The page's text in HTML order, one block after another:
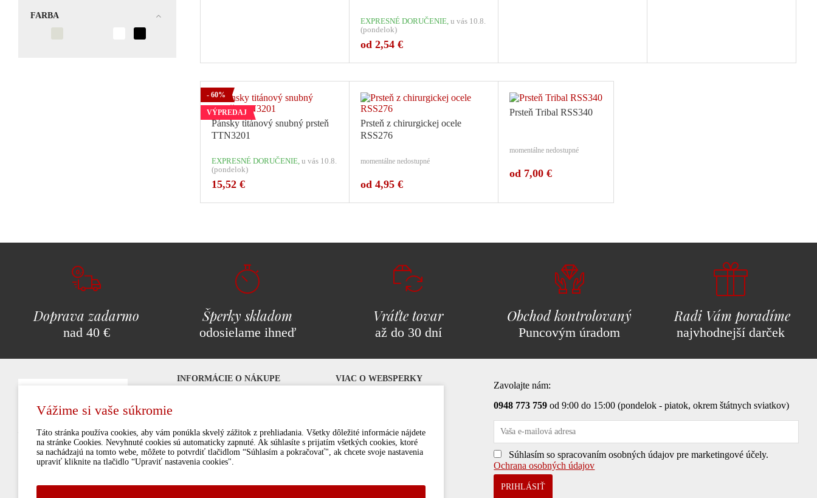
FARBA
EXPRESNÉ DORUČENIE, u vás 10.8.
(pondelok)
od 2,54 €Počet variant: 1
- 60%
VÝPREDAJ
Pánsky titánový snubný prsteň
TTN3201
EXPRESNÉ DORUČENIE, u vás 10.8.
(pondelok)
15,52 €
Prsteň z chirurgickej ocele
RSS276
momentálne nedostupné
od 4,95 €Počet variant: 1
Prsteň Tribal RSS340
momentálne nedostupné
od 7,00 €
Doprava zadarmo
nad 40 €
Šperky skladom
odosielame ihneď
Vráťte tovar
až do 30 dní
Obchod kontrolovaný
Puncovým úradom
Radi Vám poradíme
najvhodnejší darček
Značkové šperkymilujeme!
INFORMÁCIE O NÁKUPE
Poštovné a doprava
Obchodné podmienky
Vrátenie tovaru a reklamácie
VIAC O WEBSPERKY
Kontakty
Zavolajte nám:
0948 773 759 od 9:00 do 15:00 (pondelok - piatok, okrem štátnych sviatkov)
Súhlasím so spracovaním osobných údajov pre marketingové účely.
Ochrana osobných údajov
Vážime si vaše súkromie
Táto stránka používa cookies, aby vám ponúkla skvelý zážitok z prehliadania. Všetky dôležité informácie nájdete
na stránke Cookies. Nevyhnuté cookies sú automaticky zapnuté. Ak súhlasíte s prijatím všetkých cookies, ktoré
sa nachádzajú na tomto webe, môžete to potvrdiť tlačidlom “Súhlasím a pokračovať", ak chcete svoje nastavenia
upraviť kliknite na tlačidlo “Upraviť nastavenia cookies".